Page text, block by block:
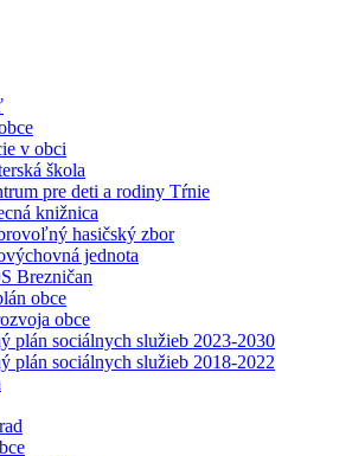
v obci
škola
pre deti a rodiny Tŕnie
knižnica
hasičský zbor
jednota
Brezničan
obce
obce
plán sociálnych služieb 2023-2030
plán sociálnych služieb 2018-2022